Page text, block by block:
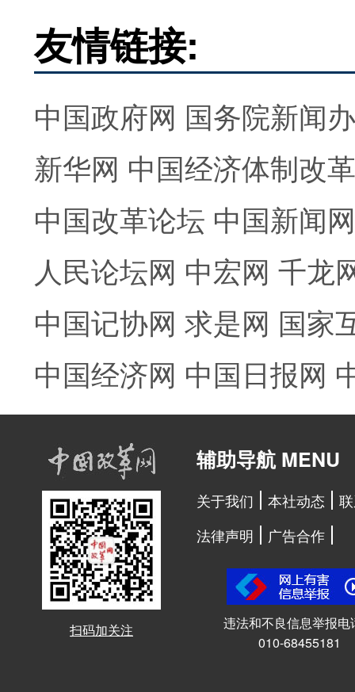
友情链接:
中国政府网 国务院新闻
新华网 中国经济体制改
中国改革论坛 中国新闻网
人民论坛网 中宏网 千龙
中国记协网 求是网 国家
中国经济网 中国日报网
扫码加关注
辅助导航 MENU
关于我们 本社动态
法律声明
广告合作
违法和不良信息举报电
010-68455181